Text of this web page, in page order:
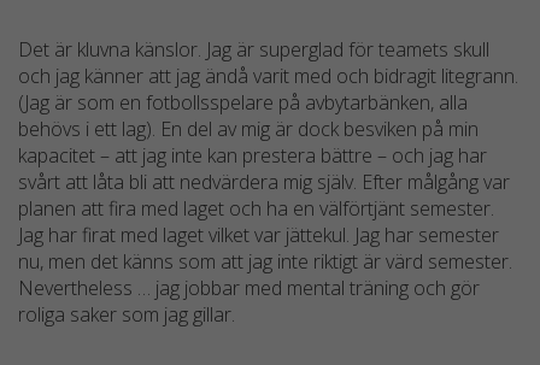
Det är kluvna känslor. Jag är superglad för teamets skull
och jag känner att jag ändå varit med och bidragit litegrann.
(Jag är som en fotbollsspelare på avbytarbänken, alla
behövs i ett lag). En del av mig är dock besviken på min
kapacitet – att jag inte kan prestera bättre – och jag har
svårt att låta bli att nedvärdera mig själv. Efter målgång var
planen att fira med laget och ha en välförtjänt semester.
Jag har firat med laget vilket var jättekul. Jag har semester
nu, men det känns som att jag inte riktigt är värd semester.
Nevertheless … jag jobbar med mental träning och gör
roliga saker som jag gillar.